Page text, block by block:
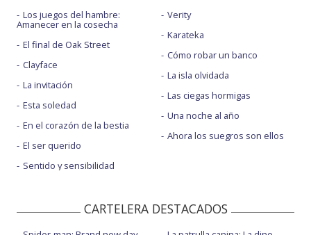
Los juegos del hambre:
Amanecer en la cosecha
El final de Oak Street
Clayface
La invitación
Esta soledad
En el corazón de la bestia
El ser querido
Sentido y sensibilidad
Verity
Karateka
Cómo robar un banco
La isla olvidada
Las ciegas hormigas
Una noche al año
Ahora los suegros son ellos
CARTELERA DESTACADOS